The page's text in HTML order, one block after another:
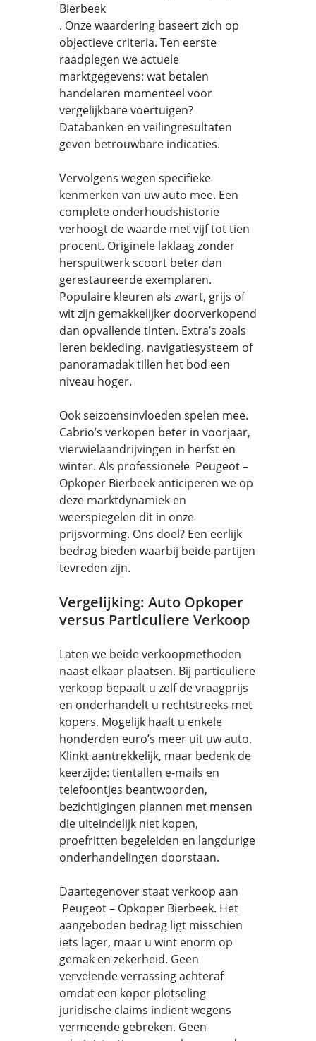
Bierbeek
. Onze waardering baseert zich op
objectieve criteria. Ten eerste
raadplegen we actuele
marktgegevens: wat betalen
handelaren momenteel voor
vergelijkbare voertuigen?
Databanken en veilingresultaten
geven betrouwbare indicaties.
Vervolgens wegen specifieke
kenmerken van uw auto mee. Een
complete onderhoudshistorie
verhoogt de waarde met vijf tot tien
procent. Originele laklaag zonder
herspuitwerk scoort beter dan
gerestaureerde exemplaren.
Populaire kleuren als zwart, grijs of
wit zijn gemakkelijker doorverkopend
dan opvallende tinten. Extra’s zoals
leren bekleding, navigatiesysteem of
panoramadak tillen het bod een
niveau hoger.
Ook seizoensinvloeden spelen mee.
Cabrio’s verkopen beter in voorjaar,
vierwielaandrijvingen in herfst en
winter. Als professionele Peugeot –
Opkoper Bierbeek anticiperen we op
deze marktdynamiek en
weerspiegelen dit in onze
prijsvorming. Ons doel? Een eerlijk
bedrag bieden waarbij beide partijen
tevreden zijn.
Vergelijking: Auto Opkoper
versus Particuliere Verkoop
Laten we beide verkoopmethoden
naast elkaar plaatsen. Bij particuliere
verkoop bepaalt u zelf de vraagprijs
en onderhandelt u rechtstreeks met
kopers. Mogelijk haalt u enkele
honderden euro’s meer uit uw auto.
Klinkt aantrekkelijk, maar bedenk de
keerzijde: tientallen e-mails en
telefoontjes beantwoorden,
bezichtigingen plannen met mensen
die uiteindelijk niet kopen,
proefritten begeleiden en langdurige
onderhandelingen doorstaan.
Daartegenover staat verkoop aan
Peugeot – Opkoper Bierbeek. Het
aangeboden bedrag ligt misschien
iets lager, maar u wint enorm op
gemak en zekerheid. Geen
vervelende verrassing achteraf
omdat een koper plotseling
juridische claims indient wegens
vermeende gebreken. Geen